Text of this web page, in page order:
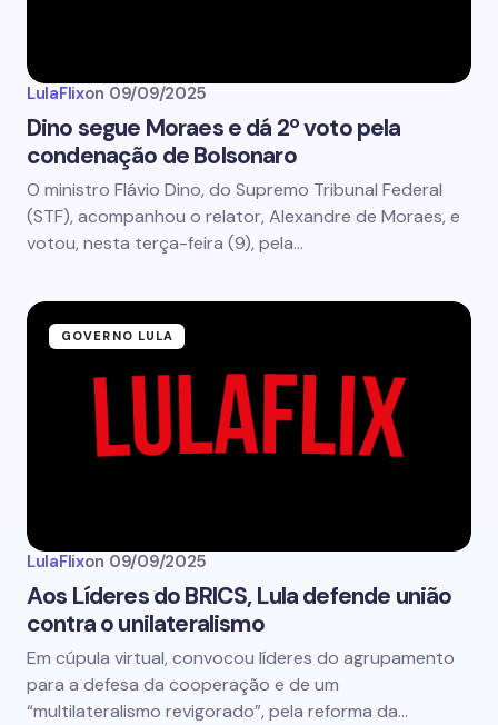
LulaFlixon 09/09/2025
Dino segue Moraes e dá 2º voto pela
condenação de Bolsonaro
O ministro Flávio Dino, do Supremo Tribunal Federal
(STF), acompanhou o relator, Alexandre de Moraes, e
votou, nesta terça-feira (9), pela…
GOVERNO LULA
LulaFlixon 09/09/2025
Aos Líderes do BRICS, Lula defende união
contra o unilateralismo
Em cúpula virtual, convocou líderes do agrupamento
para a defesa da cooperação e de um
“multilateralismo revigorado”, pela reforma da…